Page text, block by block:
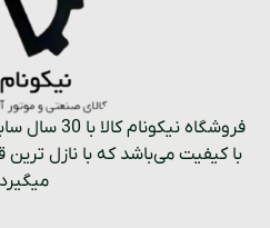
با کیفیت می‌باشد که با نازل ترین